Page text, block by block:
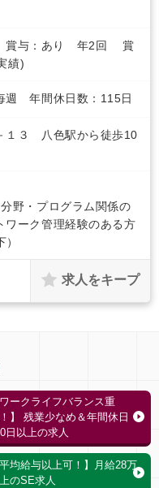
賞与：あり 年2回 賞
績)
週 年間休日数：115日
１３ 八色駅から徒歩10
野・プログラム関係の
ワーク管理経験のある方
求人をキープ
ワークライフバランス重
】 残業少なめ＆年間休日
日以上の求人
平均給与以上可！】月給28万
のSE求人